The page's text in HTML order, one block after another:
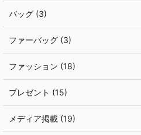
バッグ (3)
ファーバッグ (3)
ファッション (18)
プレゼント (15)
メディア掲載 (19)